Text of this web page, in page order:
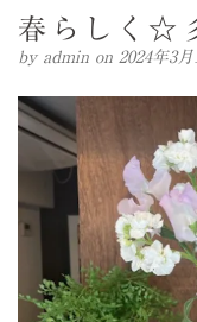
春らしく☆
by admin on 2024年3月